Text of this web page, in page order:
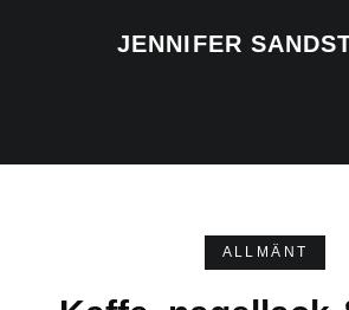
JENNIFER
ALLMÄNT